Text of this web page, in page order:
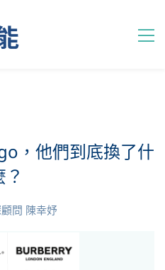
，他們到底換了什
？
問 陳幸妤